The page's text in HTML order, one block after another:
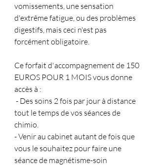
vomissements, une sensation
d'extrême fatigue, ou des problèmes
digestifs, mais ceci n'est pas
forcément obligatoire.
Ce forfait d'accompagnement de 150
EUROS POUR 1 MOIS vous donne
accès à :
tout le temps de vos séances de
chimio.
- Venir au cabinet autant de fois que
vous le souhaitez pour faire une
séance de magnétisme-soin